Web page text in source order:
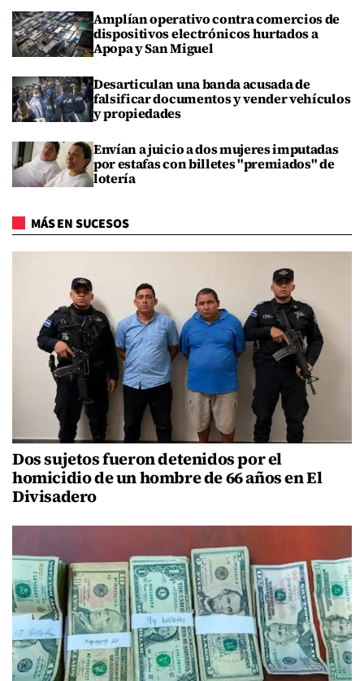
Amplían operativo contra comercios de
dispositivos electrónicos hurtados a
Apopa y San Miguel
Desarticulan una banda acusada de
falsificar documentos y vender vehículos
y propiedades
Envían a juicio a dos mujeres imputadas
por estafas con billetes "premiados" de
lotería
MÁS EN SUCESOS
Dos sujetos fueron detenidos por el
homicidio de un hombre de 66 años en El
Divisadero